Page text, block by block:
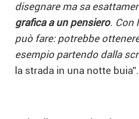
disegnare ma sa
grafica a un pensiero. Con
può fare: potrebbe
esempio partendo dalla
la strada in una notte buia”.